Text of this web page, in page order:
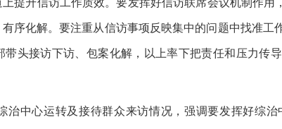
序化解。要注重从信访事项反映集中的问题中找准工
带头接访下访、包案化解，以上率下把责任和压力传
治中心运转及接待群众来访情况，强调要发挥好综